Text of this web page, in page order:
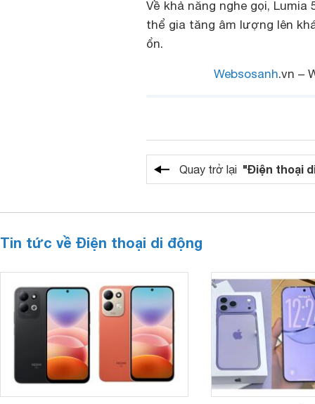
Về khả năng nghe gọi,
thể gia tăng âm lượng lên
ổn.
Websosanh.vn –
Quay trở lại "Điện thoại
Tin tức về Điện thoại di động